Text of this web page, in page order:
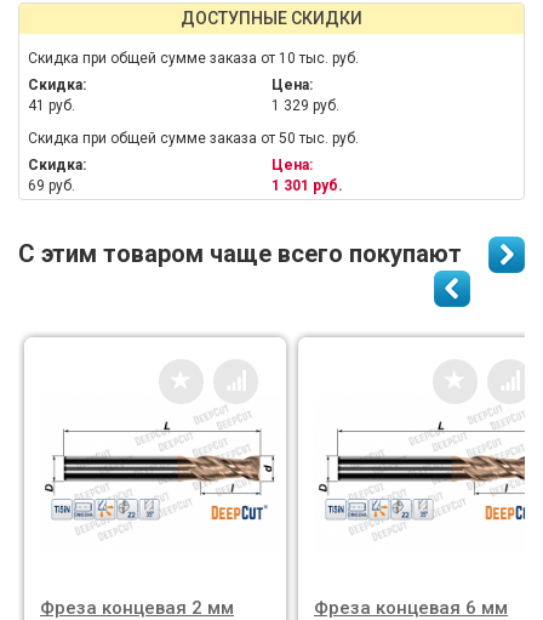
ДОСТУПНЫЕ СКИДКИ
Скидка при общей сумме заказа от 10 тыс. руб.
Скидка:
41 руб.
Цена:
1 329 руб.
Скидка при общей сумме заказа от 50 тыс. руб.
Скидка:
69 руб.
Цена:
1 301 руб.
С этим товаром чаще всего покупают
Фреза концевая 2 мм
Фреза концевая 6 мм